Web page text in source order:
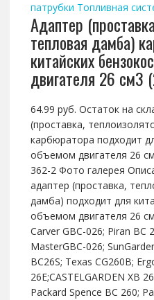
патрубки Топливная
Адаптер
тепловая дамба)
китайских
двигателя 26 см3
64.99 руб. Остаток на
(проставка,
карбюратора подходит
объемом двигателя 26
362-2 Фото галерея
адаптер (проставка,
дамба) подходит для
объемом двигателя 26
Carver GBC-026; Piran
MasterGBC-026;
BC26S; Texas CG260B;
26E;CASTELGARDEN XB
Packard Spence BC 260;